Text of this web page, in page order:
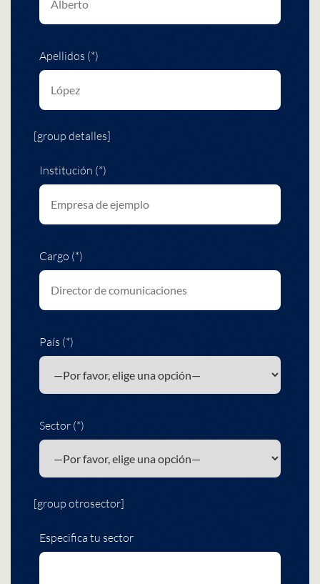
Apellidos (*)
[group detalles]
Institución (*)
Cargo (*)
País (*)
Sector (*)
[group otrosector]
Especifica tu sector